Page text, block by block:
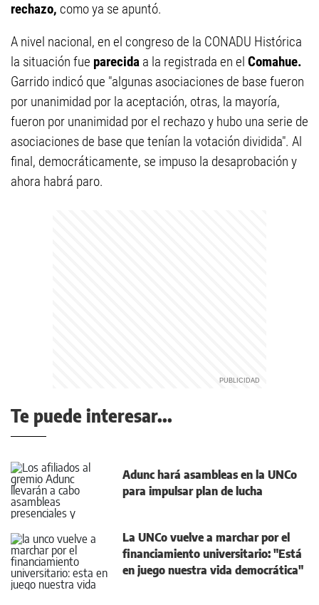
rechazo, como ya se apuntó.
A nivel nacional, en el congreso de la CONADU Histórica
la situación fue parecida a la registrada en el Comahue.
Garrido indicó que "algunas asociaciones de base fueron
por unanimidad por la aceptación, otras, la mayoría,
fueron por unanimidad por el rechazo y hubo una serie de
asociaciones de base que tenían la votación dividida". Al
final, democráticamente, se impuso la desaprobación y
ahora habrá paro.
Te puede interesar...
Adunc hará asambleas en la UNCo
para impulsar plan de lucha
La UNCo vuelve a marchar por el
financiamiento universitario: "Está
en juego nuestra vida democrática"